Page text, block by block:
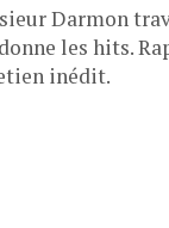
Darmon
les hits.
inédit.